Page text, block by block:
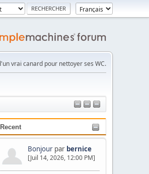
vrai canard pour nettoyer ses WC.
Recent
Bonjour par bernice
[Juil 14, 2026, 12:00 PM]